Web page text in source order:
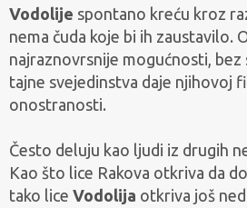
Vodolije spontano kreću kroz
nema čuda koje bi ih zaustavilo.
najraznovrsnije mogućnosti,
tajne svejedinstva daje njihovoj
onostranosti.
Često deluju kao ljudi iz drugih
Kao što lice Rakova otkriva da
tako lice Vodolija otkriva još